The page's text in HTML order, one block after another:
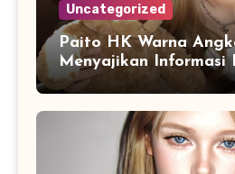
Uncategorized
Paito HK Warna
Menyajikan
dengan Tampilan yang
Lengkap dan Mudah